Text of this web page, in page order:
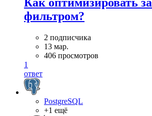
фильтром?
2 подписчика
13 мар.
406 просмотров
1
ответ
PostgreSQL
+1 ещё